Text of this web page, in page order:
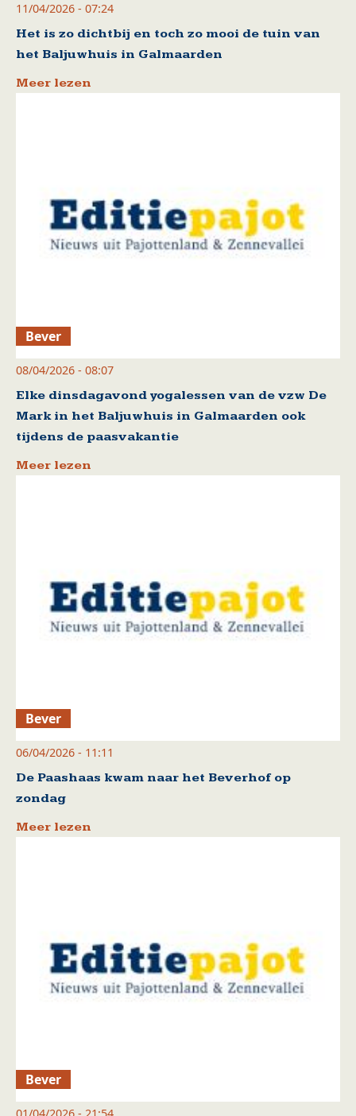
11/04/2026 - 07:24
Het is zo dichtbij en toch zo mooi de tuin van
het Baljuwhuis in Galmaarden
Meer lezen
Bever
08/04/2026 - 08:07
Elke dinsdagavond yogalessen van de vzw De
Mark in het Baljuwhuis in Galmaarden ook
tijdens de paasvakantie
Meer lezen
Bever
06/04/2026 - 11:11
De Paashaas kwam naar het Beverhof op
zondag
Meer lezen
Bever